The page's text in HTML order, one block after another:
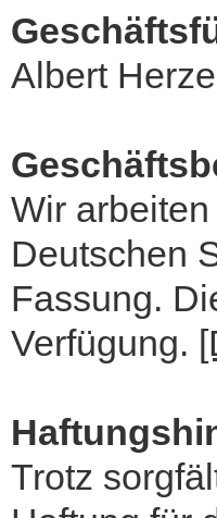
Albert
Wir
Deutschen
Fassung.
Verfügung.
Trotz